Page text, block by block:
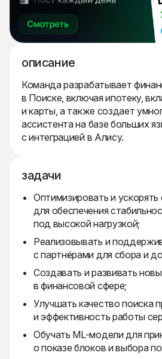
описание
Команда разрабатывает
в Поиске, включая ипотеку,
и карты, а также создает
ассистента на базе больших
с интеграцией в Алису.
задачи
Оптимизировать и ускорять
для обеспечения
под высокой нагрузкой;
Реализовывать и
с партнёрами для сбора и
Создавать и развивать
в финансовой сфере;
Улучшать качество поиска
и эффективность работы
Обучать ML-модели для
о показе блоков и выбора